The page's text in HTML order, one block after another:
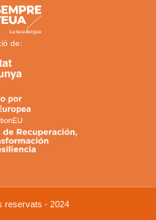
de:
reservats - 2024